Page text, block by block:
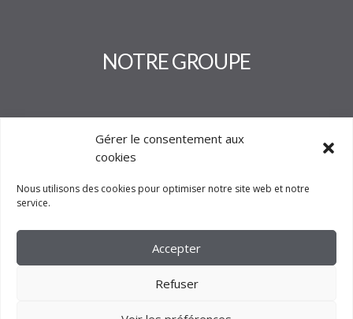
Gérer le consentement aux
cookies
Nous utilisons des cookies pour optimiser notre site web et notre
service.
Accepter
Refuser
NOTRE GROUPE